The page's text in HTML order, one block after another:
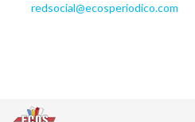
redsocial@ecosperiodico.com